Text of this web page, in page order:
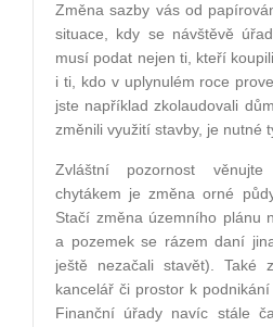
Změna sazby vás od
situace, kdy se návštěvě
musí podat nejen ti, kteří
i ti, kdo v uplynulém roce
jste například zkolaudovali
změnili využití stavby, je nutné
Zvláštní pozornost věnujte
chytákem je změna orné
Stačí změna územního plánu
a pozemek se rázem daní
ještě nezačali stavět). Také
kancelář či prostor k
Finanční úřady navíc stále